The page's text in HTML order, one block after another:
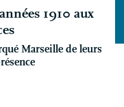
1910 aux
Marseille de leurs